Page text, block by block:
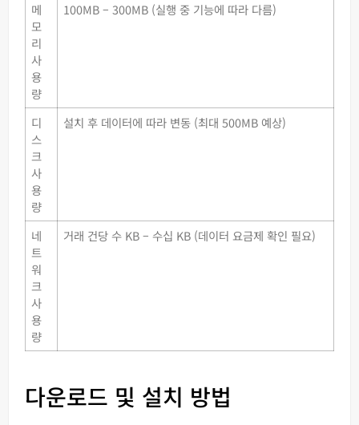
메
모
리
사
용
량
100MB – 300MB (실행 중 기능에 따라 다름)
디
스
크
사
용
량
설치 후 데이터에 따라 변동 (최대 500MB 예상)
네
트
워
크
사
용
량
거래 건당 수 KB – 수십 KB (데이터 요금제 확인 필요)
다운로드 및 설치 방법